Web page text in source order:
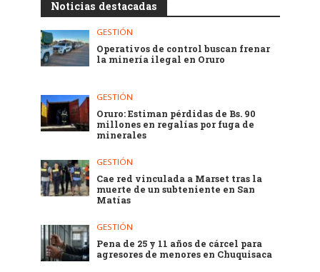
Noticias destacadas
GESTIÓN
Operativos de control buscan frenar
la minería ilegal en Oruro
GESTIÓN
Oruro: Estiman pérdidas de Bs. 90
millones en regalías por fuga de
minerales
GESTIÓN
Cae red vinculada a Marset tras la
muerte de un subteniente en San
Matías
GESTIÓN
Pena de 25 y 11 años de cárcel para
agresores de menores en Chuquisaca